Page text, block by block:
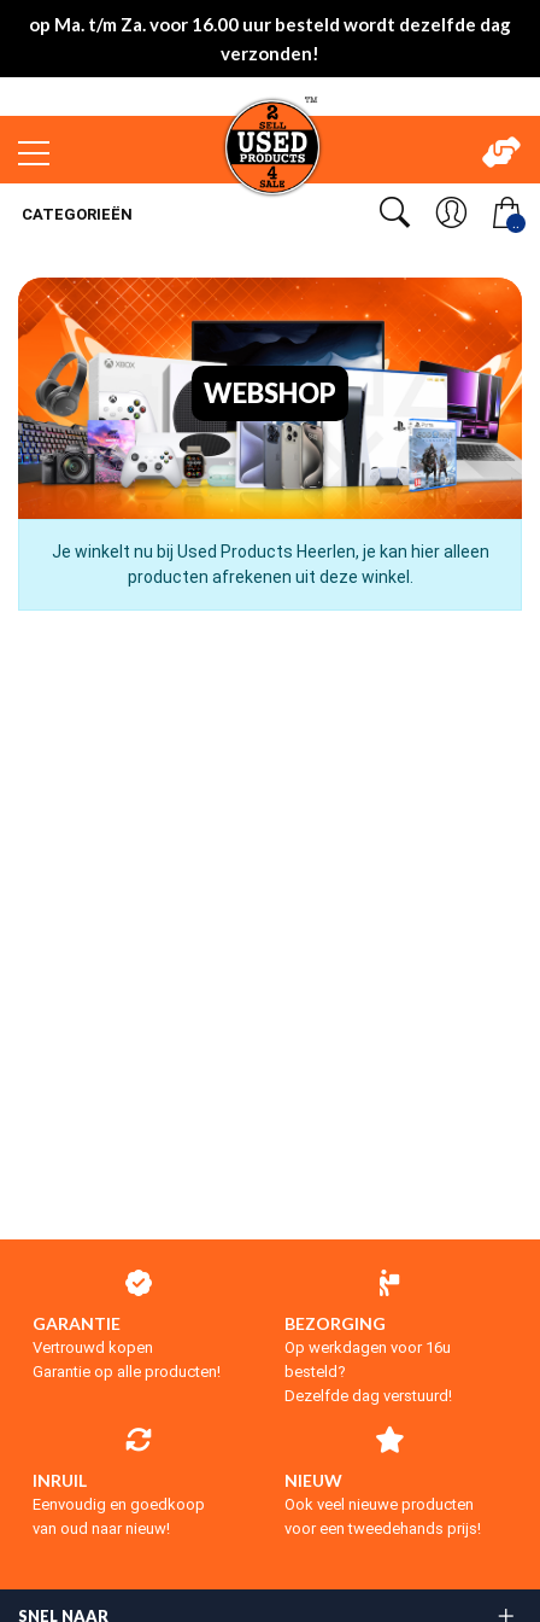
op Ma. t/m Za. voor 16.00 uur besteld wordt dezelfde dag
verzonden!
..
CATEGORIEËN
WEBSHOP
Je winkelt nu bij Used Products Heerlen, je kan hier alleen
producten afrekenen uit deze winkel.
GARANTIE
Vertrouwd kopen
Garantie op alle producten!
BEZORGING
Op werkdagen voor 16u
besteld?
Dezelfde dag verstuurd!
INRUIL
Eenvoudig en goedkoop
van oud naar nieuw!
NIEUW
Ook veel nieuwe producten
voor een tweedehands prijs!
SNEL NAAR